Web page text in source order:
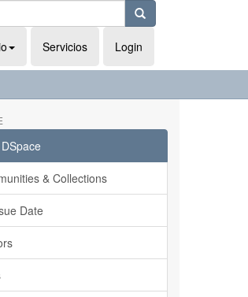
Servicios Login
& Collections
Date